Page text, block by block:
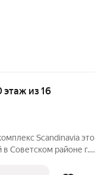
безопасность:
этаж из 16
Scandinavia это
Советском районе г.